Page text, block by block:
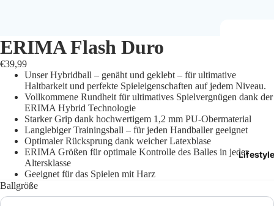
Lifestyle
ERIMA Flash Duro
€39,99
Unser Hybridball – genäht und geklebt – für ultimative
Haltbarkeit und perfekte Spieleigenschaften auf jedem Niveau.
Vollkommene Rundheit für ultimatives Spielvergnügen dank der
ERIMA Hybrid Technologie
Starker Grip dank hochwertigem 1,2 mm PU-Obermaterial
Langlebiger Trainingsball – für jeden Handballer geeignet
Optimaler Rücksprung dank weicher Latexblase
ERIMA Größen für optimale Kontrolle des Balles in jeder
Altersklasse
Geeignet für das Spielen mit Harz
Ballgröße